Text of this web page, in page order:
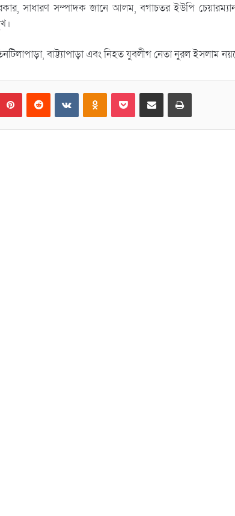
সাধারণ সম্পাদক জানে আলম, বগাচতর ইউপি
বাট্ট্যাপাড়া এবং নিহত যুবলীগ নেতা নুরল ইসলাম